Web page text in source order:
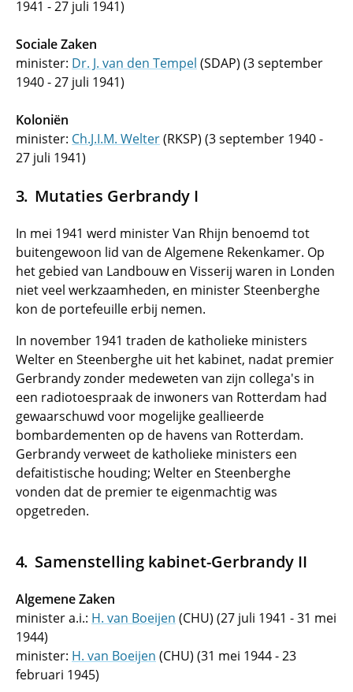
1941 - 27 juli 1941)
Sociale Zaken
minister: Dr. J. van den Tempel (SDAP) (3 september
1940 - 27 juli 1941)
Koloniën
minister: Ch.J.I.M. Welter(RKSP) (3 september 1940 -
27 juli 1941)
Mutaties Gerbrandy I
In mei 1941 werd minister Van Rhijn benoemd tot
buitengewoon lid van de Algemene Rekenkamer. Op
het gebied van Landbouw en Visserij waren in Londen
niet veel werkzaamheden, en minister Steenberghe
kon de portefeuille erbij nemen.
In november 1941 traden de katholieke ministers
Welter en Steenberghe uit het kabinet, nadat premier
Gerbrandy zonder medeweten van zijn collega's in
een radiotoespraak de inwoners van Rotterdam had
gewaarschuwd voor mogelijke geallieerde
bombardementen op de havens van Rotterdam.
Gerbrandy verweet de katholieke ministers een
defaitistische houding; Welter en Steenberghe
vonden dat de premier te eigenmachtig was
opgetreden.
Samenstelling kabinet-Gerbrandy II
Algemene Zaken
minister a.i.: H. van Boeijen (CHU) (27 juli 1941 - 31 mei
1944)
minister: H. van Boeijen (CHU) (31 mei 1944 - 23
februari 1945)